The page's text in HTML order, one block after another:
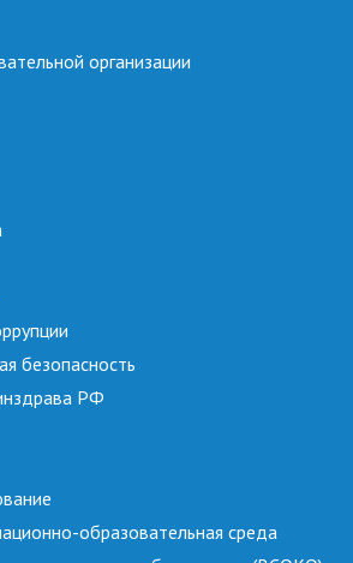
организации
безопасность
РФ
образовательная среда